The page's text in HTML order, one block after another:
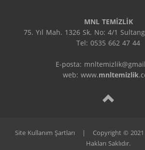
MNL TEMİZLİK
75. Yıl Mah. 1326 Sk. No: 4/1
Tel: 0535 662 47 44
E-posta:
web: www.mnltemizlik
Site Kullanım Şartları |
Copyright ©
Hakları Saklıdır.